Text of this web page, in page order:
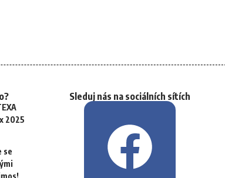
2025
se
Sleduj nás na sociálních sítích